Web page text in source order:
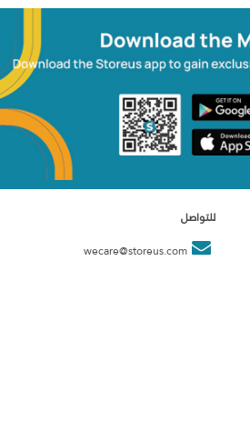
للتواصل
wecare@storeus.com